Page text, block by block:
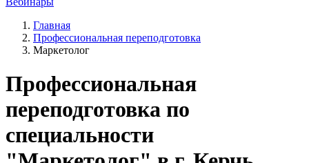
Главная
Профессиональная переподготовка
Маркетолог
Профессиональная
переподготовка по
специальности